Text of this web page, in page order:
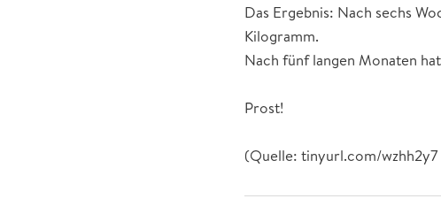
Das Ergebnis: Nach sechs
Kilogramm.
Nach fünf langen Monaten
Prost!
(Quelle: tinyurl.com/